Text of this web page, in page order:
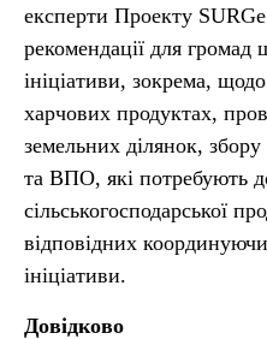
експерти Проекту
рекомендації для
ініціативи, зокрема,
харчових продуктах,
земельних ділянок,
та ВПО, які потребують
сільськогосподарської
відповідних
ініціативи.
Довідково